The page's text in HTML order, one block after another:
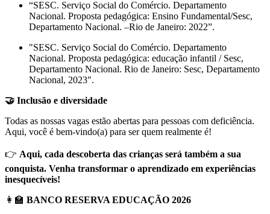
“SESC. Serviço Social do Comércio. Departamento
Nacional. Proposta pedagógica: Ensino Fundamental/Sesc,
Departamento Nacional. –Rio de Janeiro: 2022”.
"SESC. Serviço Social do Comércio. Departamento
Nacional. Proposta pedagógica: educação infantil / Sesc,
Departamento Nacional. Rio de Janeiro: Sesc, Departamento
Nacional, 2023".
🤝 Inclusão e diversidade
Todas as nossas vagas estão abertas para pessoas com deficiência.
Aqui, você é bem-vindo(a) para ser quem realmente é!
👉 Aqui, cada descoberta das crianças será também a sua
conquista. Venha transformar o aprendizado em experiências
inesquecíveis!
👩‍🏫 BANCO RESERVA EDUCAÇÃO 2026